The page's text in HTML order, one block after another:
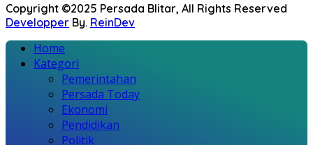
Copyright ©2025 Persada Blitar, All Rights Reserved
Developper By. ReinDev
Home
Kategori
Pemerintahan
Persada Today
Ekonomi
Pendidikan
Politik